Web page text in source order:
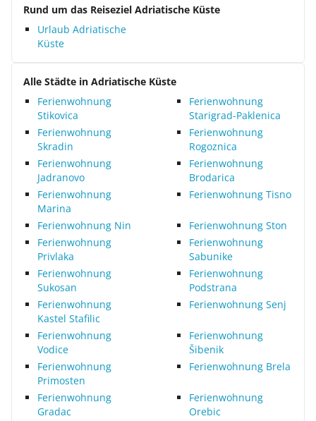
Rund um das Reiseziel Adriatische Küste
Urlaub Adriatische
Küste
Alle Städte in Adriatische Küste
Ferienwohnung
Stikovica
Ferienwohnung
Starigrad-Paklenica
Ferienwohnung
Skradin
Ferienwohnung
Rogoznica
Ferienwohnung
Jadranovo
Ferienwohnung
Brodarica
Ferienwohnung
Marina
Ferienwohnung Tisno
Ferienwohnung Nin
Ferienwohnung Ston
Ferienwohnung
Privlaka
Ferienwohnung
Sabunike
Ferienwohnung
Sukosan
Ferienwohnung
Podstrana
Ferienwohnung
Kastel Stafilic
Ferienwohnung Senj
Ferienwohnung
Vodice
Ferienwohnung
Šibenik
Ferienwohnung
Primosten
Ferienwohnung Brela
Ferienwohnung
Gradac
Ferienwohnung
Orebic